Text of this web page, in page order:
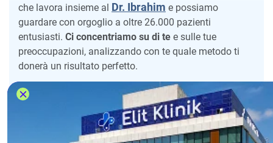
che lavora insieme al Dr. Ibrahim e possiamo
guardare con orgoglio a oltre 26.000 pazienti
entusiasti. Ci concentriamo su di te e sulle tue
preoccupazioni, analizzando con te quale metodo ti
donerà un risultato perfetto.
Come esperti in trattamenti professionali dei capelli,
tua esperienza di trapianto di
capelli all’estero sarà positiva.